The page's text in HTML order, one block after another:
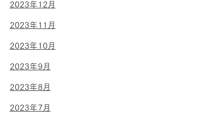
2023年12月
2023年11月
2023年10月
2023年9月
2023年8月
2023年7月